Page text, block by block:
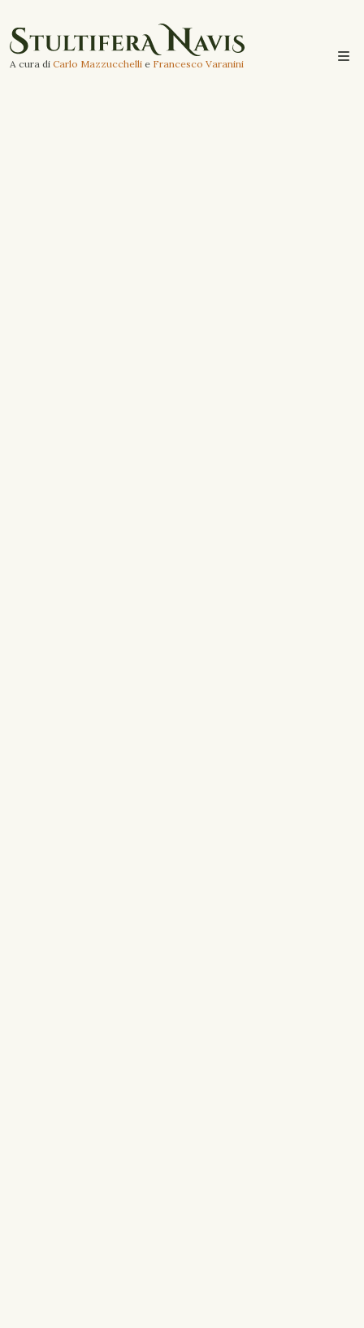
A cura di Carlo Mazzucchelli e Francesco Varanini